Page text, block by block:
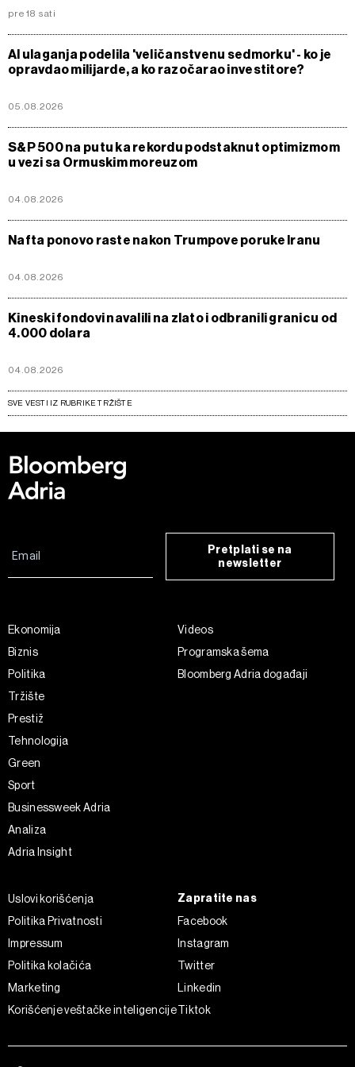
pre 18 sati
AI ulaganja podelila 'veličanstvenu sedmorku' - ko je
opravdao milijarde, a ko razočarao investitore?
05.08.2026
S&P 500 na putu ka rekordu podstaknut optimizmom
u vezi sa Ormuskim moreuzom
04.08.2026
Nafta ponovo raste nakon Trumpove poruke Iranu
04.08.2026
Kineski fondovi navalili na zlato i odbranili granicu od
4.000 dolara
04.08.2026
SVE VESTI IZ RUBRIKE TRŽIŠTE
Pretplati se na
newsletter
Ekonomija
Biznis
Politika
Tržište
Prestiž
Tehnologija
Green
Sport
Businessweek Adria
Analiza
Adria Insight
Videos
Programska šema
Bloomberg Adria događaji
Uslovi korišćenja
Politika Privatnosti
Impressum
Politika kolačića
Marketing
Korišćenje veštačke inteligencije
Zapratite nas
Facebook
Instagram
Twitter
Linkedin
Tiktok